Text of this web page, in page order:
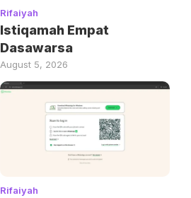
Rifaiyah
Istiqamah Empat
Dasawarsa
August 5, 2026
Rifaiyah